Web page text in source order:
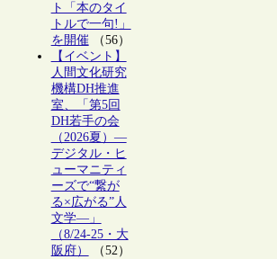
ト「本のタイ
トルで一句!」
を開催（56）
【イベント】
人間文化研究
機構DH推進
室、「第5回
DH若手の会
（2026夏）―
デジタル・ヒ
ューマニティ
ーズで“繋が
る×広がる”人
文学―」
（8/24-25・大
阪府）
（52）